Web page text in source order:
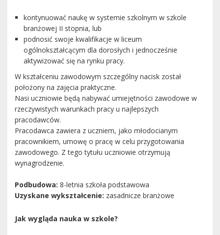
kontynuować naukę w systemie szkolnym w szkole
branżowej II stopnia, lub
podnosić swoje kwalifikacje w liceum
ogólnokształcącym dla dorosłych i jednocześnie
aktywizować się na rynku pracy.
W kształceniu zawodowym szczególny nacisk został
położony na zajęcia praktyczne.
Nasi uczniowie będą nabywać umiejętności zawodowe w
rzeczywistych warunkach pracy u najlepszych
pracodawców.
Pracodawca zawiera z uczniem, jako młodocianym
pracownikiem, umowę o pracę w celu przygotowania
zawodowego. Z tego tytułu uczniowie otrzymują
wynagrodzenie.
Podbudowa: 8-letnia szkoła podstawowa
Uzyskane wykształcenie: zasadnicze branżowe
Jak wygląda nauka w szkole?